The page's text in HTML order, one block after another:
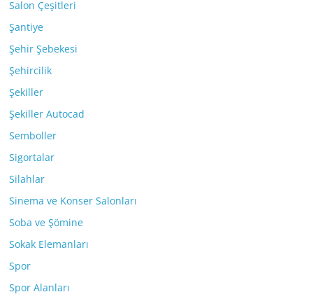
Salon Çeşitleri
Şantiye
Şehir Şebekesi
Şehircilik
Şekiller
Şekiller Autocad
Semboller
Sigortalar
Silahlar
Sinema ve Konser Salonları
Soba ve Şömine
Sokak Elemanları
Spor
Spor Alanları